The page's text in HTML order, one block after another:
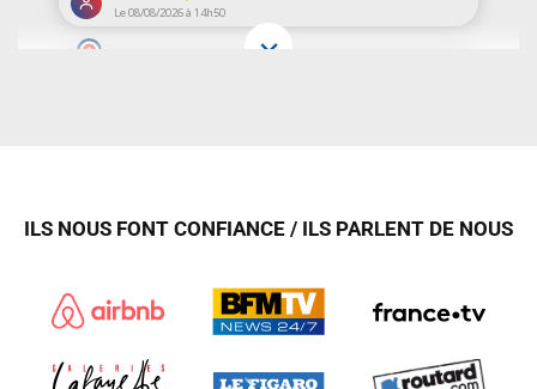
ILS NOUS FONT CONFIANCE / ILS PARLENT DE NOUS